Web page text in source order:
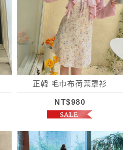
正韓 毛巾布荷葉罩衫
NT$980